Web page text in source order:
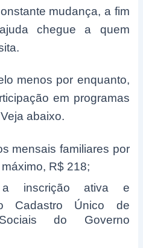
mudança, a fim
chegue a quem
menos por enquanto,
em programas
abaixo.
mensais familiares por
R$ 218;
inscrição ativa e
Cadastro Único de
do Governo